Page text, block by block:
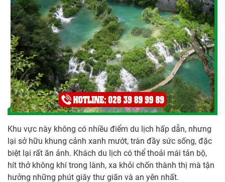
Khu vực này không có nhiều điểm du lịch hấp dẫn, nhưng
lại sở hữu khung cảnh xanh mướt, tràn đầy sức sống, đặc
biệt lại rất ăn ảnh. Khách du lịch có thể thoải mái tản bộ,
hít thở không khí trong lành, xa khỏi chốn thành thị mà tận
hưởng những phút giây thư giãn và an yên nhất.